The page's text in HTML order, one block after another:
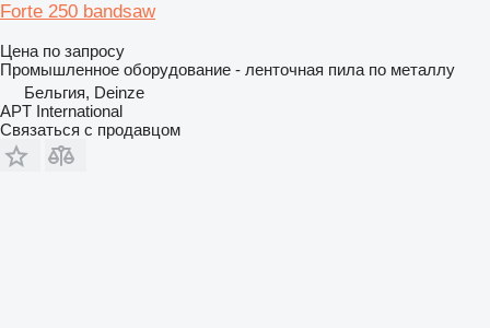
Forte 250 bandsaw
Цена по запросу
Промышленное оборудование - ленточная пила по металлу
Бельгия, Deinze
APT International
Связаться с продавцом